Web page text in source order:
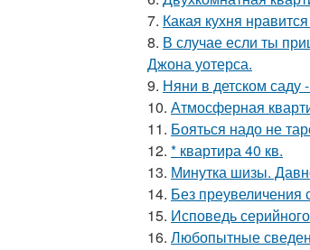
7. Какая кухня
8. В случае если ты
Джона уотерса.
9. Няни в детском саду
10. Атмосферная
11. Бояться надо не
12. * квартира 40 кв.
13. Минутка шизы.
14. Без
15. Исповедь
16. Любопытные